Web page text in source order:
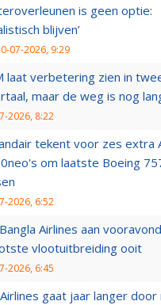
is geen optie:
blijven’
07-2026, 9:29
laat verbetering zien in
maar de weg is nog
2026, 8:22
tekent voor zes extra
om laatste Boeing
2026, 6:52
Airlines aan
vlootuitbreiding ooit
2026, 6:45
gaat jaar langer